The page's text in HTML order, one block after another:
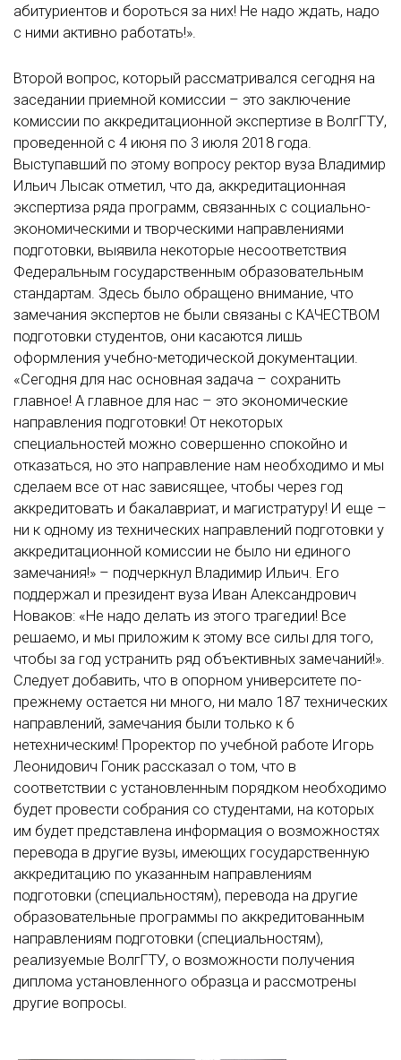
абитуриентов и бороться за них! Не надо ждать, надо
с ними активно работать!».
Второй вопрос, который рассматривался сегодня на
заседании приемной комиссии – это заключение
комиссии по аккредитационной экспертизе в ВолгГТУ,
проведенной с 4 июня по 3 июля 2018 года.
Выступавший по этому вопросу ректор вуза Владимир
Ильич Лысак отметил, что да, аккредитационная
экспертиза ряда программ, связанных с социально-
экономическими и творческими направлениями
подготовки, выявила некоторые несоответствия
Федеральным государственным образовательным
стандартам. Здесь было обращено внимание, что
замечания экспертов не были связаны с КАЧЕСТВОМ
подготовки студентов, они касаются лишь
оформления учебно-методической документации.
«Сегодня для нас основная задача – сохранить
главное! А главное для нас – это экономические
направления подготовки! От некоторых
специальностей можно совершенно спокойно и
отказаться, но это направление нам необходимо и мы
сделаем все от нас зависящее, чтобы через год
аккредитовать и бакалавриат, и магистратуру! И еще –
ни к одному из технических направлений подготовки у
аккредитационной комиссии не было ни единого
замечания!» – подчеркнул Владимир Ильич. Его
поддержал и президент вуза Иван Александрович
Новаков: «Не надо делать из этого трагедии! Все
решаемо, и мы приложим к этому все силы для того,
чтобы за год устранить ряд объективных замечаний!».
Следует добавить, что в опорном университете по-
прежнему остается ни много, ни мало 187 технических
направлений, замечания были только к 6
нетехническим! Проректор по учебной работе Игорь
Леонидович Гоник рассказал о том, что в
соответствии с установленным порядком необходимо
будет провести собрания со студентами, на которых
им будет представлена информация о возможностях
перевода в другие вузы, имеющих государственную
аккредитацию по указанным направлениям
подготовки (специальностям), перевода на другие
образовательные программы по аккредитованным
направлениям подготовки (специальностям),
реализуемые ВолгГТУ, о возможности получения
диплома установленного образца и рассмотрены
другие вопросы.